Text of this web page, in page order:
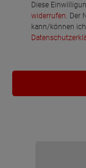
Diese
widerrufen. Der
kann/können